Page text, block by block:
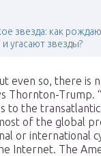
звезда: как
и угасают звезды?
even so, there is
Thornton-Trump.
to the transatlantic
of the global
or international
Internet. The